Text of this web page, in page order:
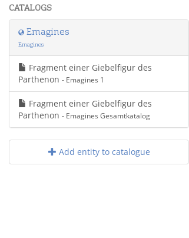
CATALOGS
Emagines
Emagines
Fragment einer Giebelfigur des
Parthenon - Emagines 1
Fragment einer Giebelfigur des
Parthenon - Emagines Gesamtkatalog
Add entity to catalogue